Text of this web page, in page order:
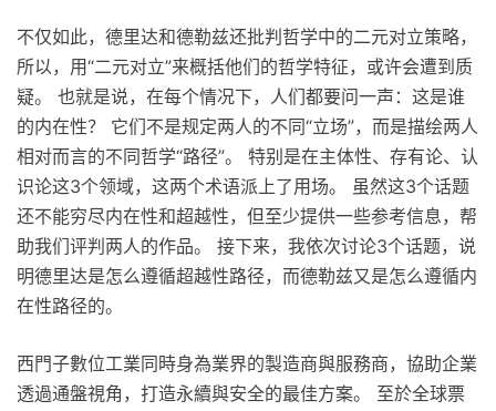
不仅如此，德里达和德勒兹还批判哲学中的二元对立策略，
所以，用“二元对立”来概括他们的哲学特征，或许会遭到质
疑。 也就是说，在每个情况下，人们都要问一声：这是谁
的内在性？ 它们不是规定两人的不同“立场”，而是描绘两人
相对而言的不同哲学“路径”。 特别是在主体性、存有论、认
识论这3个领域，这两个术语派上了用场。 虽然这3个话题
还不能穷尽内在性和超越性，但至少提供一些参考信息，帮
助我们评判两人的作品。 接下来，我依次讨论3个话题，说
明德里达是怎么遵循超越性路径，而德勒兹又是怎么遵循内
在性路径的。
西門子數位工業同時身為業界的製造商與服務商，協助企業
透過通盤視角，打造永續與安全的最佳方案。 至於全球票